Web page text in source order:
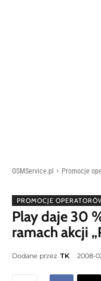
GSMService.pl Promocje
PROMOCJE
Play daje 30
ramach akcji
Dodane przez TK 2008-